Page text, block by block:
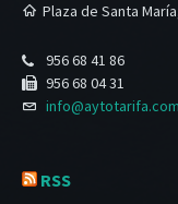
Plaza de Santa
956 68 41 86
956 68 04 31
info@aytotarifa.com
RSS